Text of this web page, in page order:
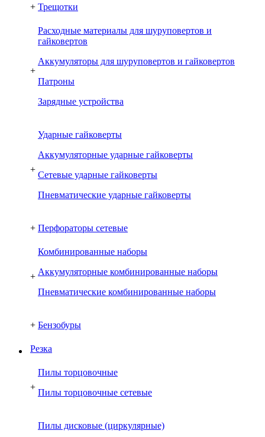
+ Трещотки
+
Расходные материалы для шуруповертов и
гайковертов
Аккумуляторы для шуруповертов и гайковертов
Патроны
Зарядные устройства
+
Ударные гайковерты
Аккумуляторные ударные гайковерты
Сетевые ударные гайковерты
Пневматические ударные гайковерты
+ Перфораторы сетевые
+
Комбинированные наборы
Аккумуляторные комбинированные наборы
Пневматические комбинированные наборы
+ Бензобуры
Резка
+
Пилы торцовочные
Пилы торцовочные сетевые
Пилы дисковые (циркулярные)